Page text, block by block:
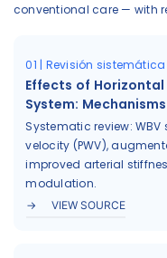
conventional care — with
01 | Revisión
Effects of
System:
Systematic review:
velocity (PWV),
improved arterial
modulation.
VIEW SOURCE